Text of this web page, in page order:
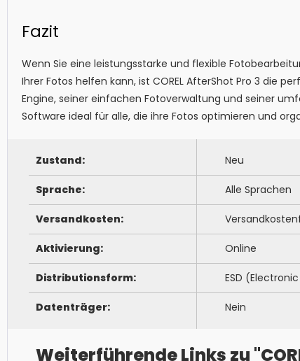
Fazit
Wenn Sie eine leistungsstarke und flexible
Ihrer Fotos helfen kann, ist COREL AfterShot Pro 3 die
Engine, seiner einfachen Fotoverwaltung und seiner
Software ideal für alle, die ihre Fotos optimieren und
Zustand: Neu
Sprache: Alle Sprachen
Versandkosten:
Aktivierung: Online
Distributionsform: ESD
Datenträger: Nein
Weiterführende Links zu